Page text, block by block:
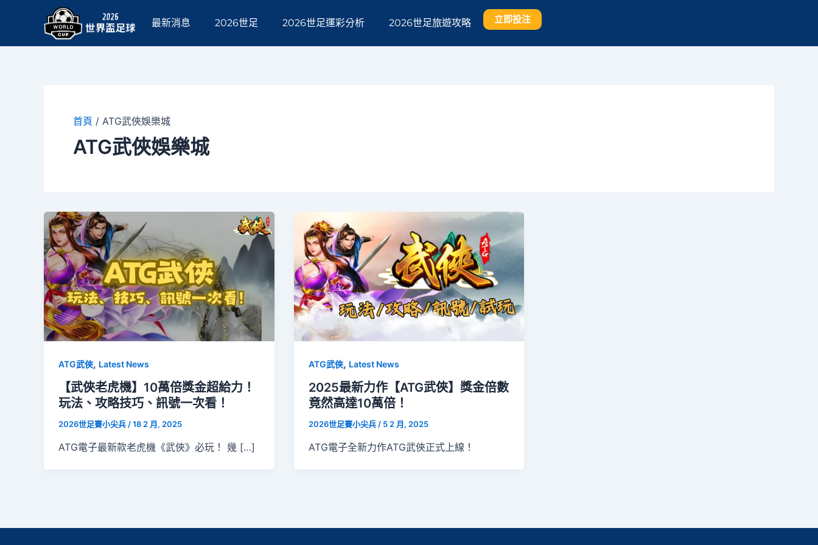
最新消息 2026世足 2026世足運彩分析 2026世足旅遊攻略 立即投注
首頁 / ATG武俠娛樂城
ATG武俠娛樂城
ATG武俠, Latest News
【武俠老虎機】10萬倍獎金超給力！
玩法、攻略技巧、訊號一次看！
2026世足賽小尖兵 /18 2 月, 2025
ATG電子最新款老虎機《武俠》必玩！ 幾 […]
ATG武俠, Latest News
2025最新力作【ATG武俠】獎金倍數
竟然高達10萬倍！
2026世足賽小尖兵 / 5 2 月, 2025
ATG電子全新力作ATG武俠正式上線！